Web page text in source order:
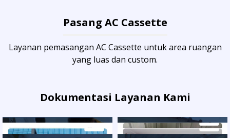
Pasang AC Cassette
Layanan pemasangan AC Cassette untuk area ruangan
yang luas dan custom.
Dokumentasi Layanan Kami